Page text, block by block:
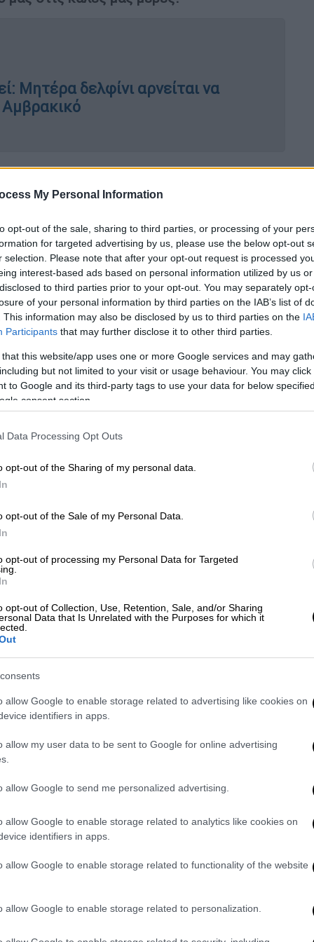
My Personal Information
opt-out of the sale, sharing to third parties, or processing of your
for targeted advertising by us, please use the below opt-out
selection. Please note that after your opt-out request is processed
interest-based ads based on personal information utilized by us
to third parties prior to your opt-out. You may separately
of your personal information by third parties on the IAB’s list of
This information may also be disclosed by us to third parties on the
Participants that may further disclose it to other third parties.
that this website/app uses one or more Google services and may
but not limited to your visit or usage behaviour. You may
to Google and its third-party tags to use your data for below
consent section.
Data Processing Opt Outs
opt-out of the Sharing of my personal data.
opt-out of the Sale of my Personal Data.
opt-out of processing my Personal Data for Targeted
opt-out of Collection, Use, Retention, Sale, and/or Sharing
Data that Is Unrelated with the Purposes for which it
allow Google to enable storage related to advertising like cookies on
identifiers in apps.
allow my user data to be sent to Google for online advertising
allow Google to send me personalized advertising.
allow Google to enable storage related to analytics like cookies on
identifiers in apps.
allow Google to enable storage related to functionality of the website
allow Google to enable storage related to personalization.
Μητέρα δελφίνι αρνείται να
Αμβρακικό
η συντροφιά μας.Παίζουν ενεργό ρόλο
τους και αυτή η μεταξύ μας σχέση
υγείας μας
ανθρώπινη υγεία είναι ευρέως γνωστά.
του καρδιαγγειακού κινδύνου και
μείωση του στρες, ειδικά σε άτομα που
το κατοικίδιό τους.
περπατούν περισσότερο, έχουν πιο
πιθανό να εμφανίσουν κατάθλιψη.
ότι η παρουσία ενός ζώου βοηθά στη
η μνήμη, καθώς και της ψυχικής
της ενσυναίσθησης και της
μας ανάγκες. Σε μια κοινωνία που
γήρανση του πληθυσμού,
πραγματική ψυχολογική υποστήριξη,
και χρησιμότητας στην καθημερινή
περιπτώσεις είναι ωφέλιμη, μπορεί
δυσφορίας. Ορισμένοι άνθρωποι
κατοικίδιό τους, που χαρακτηρίζεται
αποχωρισμού ή όταν το ζώο
έντονο άγχος προσκόλλησης,
λόγω νοσηλείας ή εισαγωγής σε
τραύμα,
και της καθημερινότητάς τους.
εργαλείο
έχουν πλέον αξιοποιηθεί
κοινωνικής φροντίδας.
να ενισχύσει τις κοινωνικές
να βοηθήσει προσωρινά στην
Η χρήση «ζωοθεραπείας» σε